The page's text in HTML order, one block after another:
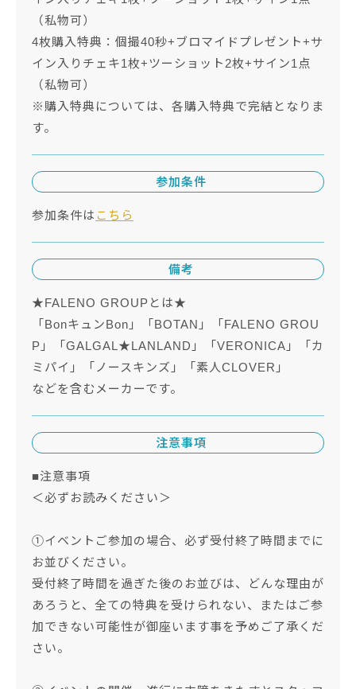
（私物可）
4枚購入特典：個撮40秒+ブロマイドプレゼント+サ
イン入りチェキ1枚+ツーショット2枚+サイン1点
（私物可）
※購入特典については、各購入特典で完結となりま
す。
参加条件
参加条件は こちら
備考
★FALENO GROUPとは★
「BonキュンBon」「BOTAN」「FALENO GROU
P」「GALGAL★LANLAND」「VERONICA」「カ
ミパイ」「ノースキンズ」「素人CLOVER」
などを含むメーカーです。
注意事項
■注意事項
＜必ずお読みください＞
①イベントご参加の場合、必ず受付終了時間までに
お並びください。
受付終了時間を過ぎた後のお並びは、どんな理由が
あろうと、全ての特典を受けられない、またはご参
加できない可能性が御座います事を予めご了承くだ
さい。